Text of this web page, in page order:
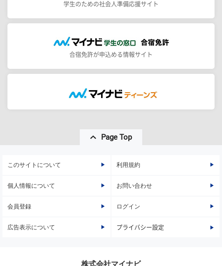
学生のための社会人準備応援サイト
合宿免許が申込める情報サイト
Page Top
このサイトについて 利用規約
個人情報について お問い合わせ
会員登録 ログイン
広告表示について プライバシー設定
株式会社マイナビ